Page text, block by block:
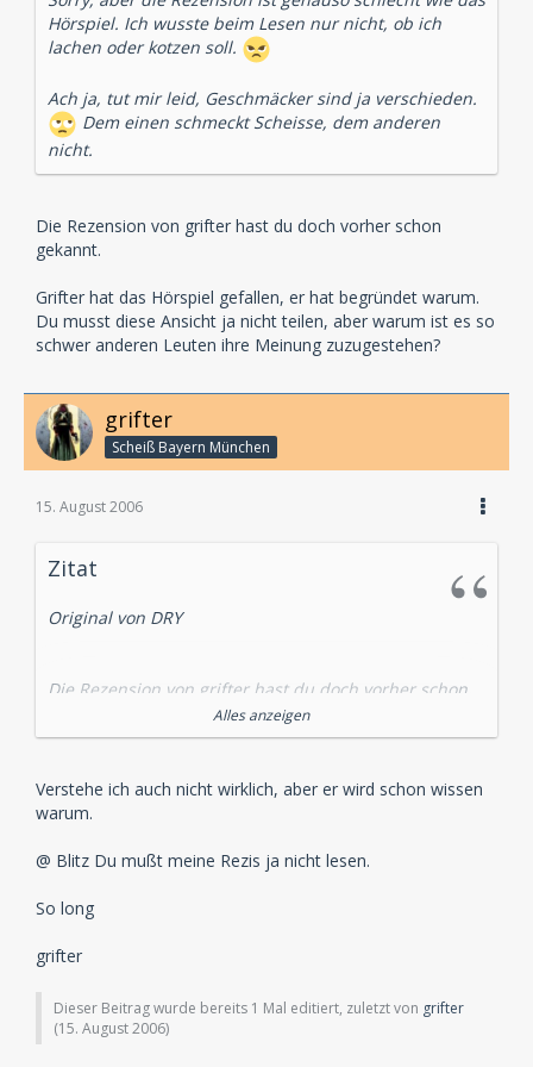
20. Abenteuer schleichen sich leider schon eine ganze
Reihe Macken ein, so dass die Geschichte nicht völlig
Technik dieser Produktion dafür aber wirklich gut und
entschädigen somit für so manchen kleinen Patzer der
Geschichte. Diese Folge gehört wohl nicht in die
sicherlich unumgänglich und auch für die ganz
normalen Hörspielmaniacs ohne Frage eine Folge bei
der man ruhig mal ein Ohr riskieren kann. Alles in
allem eine gute Produktion der TKKG-Reihe.
by Marcus Görner
Hörspiel. Ich wusste beim Lesen nur nicht, ob ich
lachen oder kotzen soll.
Ach ja, tut mir leid, Geschmäcker sind ja verschieden.
Dem einen schmeckt Scheisse, dem anderen
nicht.
Die Rezension von grifter hast du doch vorher schon
gekannt.
Grifter hat das Hörspiel gefallen, er hat begründet warum.
Du musst diese Ansicht ja nicht teilen, aber warum ist es so
schwer anderen Leuten ihre Meinung zuzugestehen?
grifter
Scheiß Bayern München
15. August 2006
Zitat
Original von DRY
Die Rezension von grifter hast du doch vorher schon
warum. Du musst diese Ansicht ja nicht teilen, aber
warum ist es so schwer anderen Leuten ihre Meinung
Alles anzeigen
Verstehe ich auch nicht wirklich, aber er wird schon wissen
warum.
@ Blitz Du mußt meine Rezis ja nicht lesen.
So long
grifter
Dieser Beitrag wurde bereits 1 Mal editiert, zuletzt von grifter
(15. August 2006)